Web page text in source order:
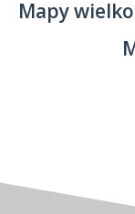
Mapy